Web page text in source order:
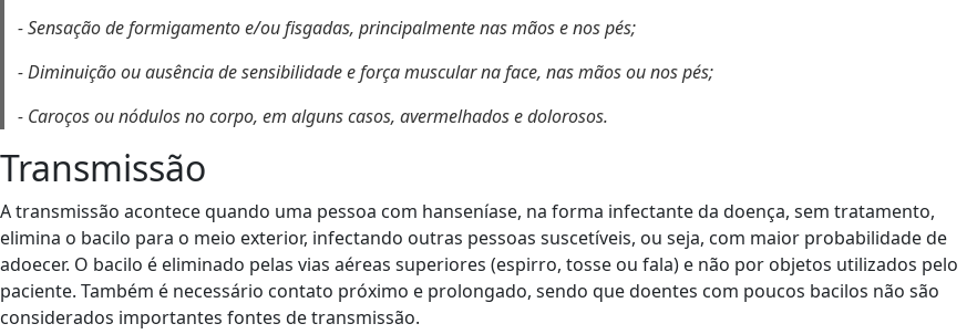
- Sensação de formigamento e/ou fisgadas, principalmente nas mãos e nos pés;
- Diminuição ou ausência de sensibilidade e força muscular na face, nas mãos ou nos pés;
- Caroços ou nódulos no corpo, em alguns casos, avermelhados e dolorosos.
Transmissão
A transmissão acontece quando uma pessoa com hanseníase, na forma infectante da doença, sem tratamento,
elimina o bacilo para o meio exterior, infectando outras pessoas suscetíveis, ou seja, com maior probabilidade de
adoecer. O bacilo é eliminado pelas vias aéreas superiores (espirro, tosse ou fala) e não por objetos utilizados pelo
paciente. Também é necessário contato próximo e prolongado, sendo que doentes com poucos bacilos não são
considerados importantes fontes de transmissão.